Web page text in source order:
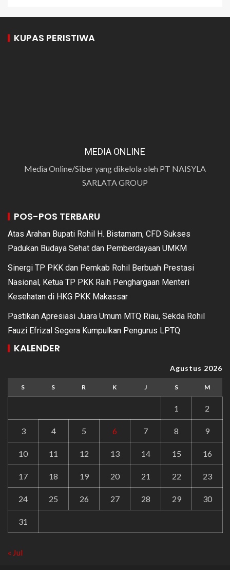
KUPAS PERISTIWA
MEDIA ONLINE
Media Online/Siber yang dikelola oleh PT NAISYLA
SARLATA GROUP
POS-POS TERBARU
Atas Arahan Bupati Rohil H. Bistamam, CFD Sukses
Padukan Budaya Sehat dan Pemberdayaan UMKM
Sinergi TP PKK dan Pemkab Rohil Berbuah Prestasi
Nasional, Ketua TP PKK Raih Penghargaan Menteri
Kesehatan di HKG PKK Makassar
Pastikan Apresiasi Juara Umum MTQ Riau, Sekda Rohil
Fauzi Efrizal Segera Kumpulkan Pengurus LPTQ
KALENDER
Agustus 2026
S S R K J S M
1 2
3 4 5 6 7 8 9
10 11 12 13 14 15 16
17 18 19 20 21 22 23
24 25 26 27 28 29 30
31
« Jul